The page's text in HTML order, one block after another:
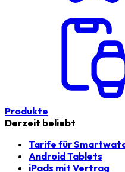
Produkte
Derzeit beliebt
Tarife für
Android Tablets
iPads mit Vertrag